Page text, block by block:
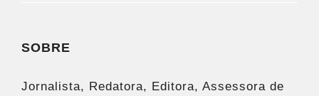
SOBRE
Jornalista, Redatora, Editora, Assessora de